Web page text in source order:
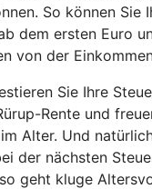
So können Sie
dem ersten Euro
von der
Sie Ihre
Rente und
Alter. Und
der nächsten
geht kluge